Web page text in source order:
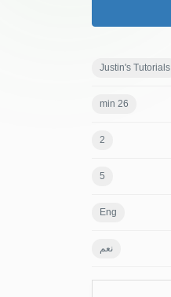
Justin's Tutorials
26 min
2
5
Eng
نعم